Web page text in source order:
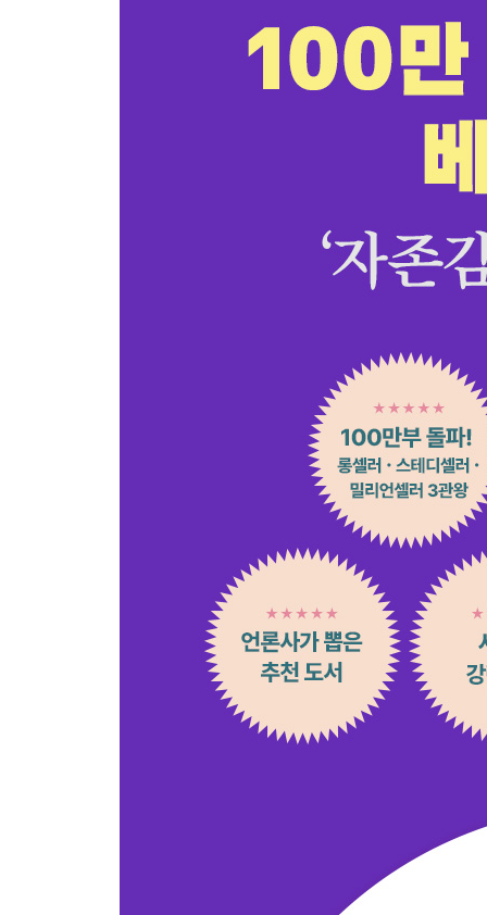
2 감정 조절을 위해 구별해야 할 것들
3 다루기 힘든 감정 다루기: 창피함, 공허함, 양가감
4 뜨거운 감정 다루기: 자기혐오, 죄책감, 자기연민,
4장을 마치며: 감정이라는 에너지를 이용하라
5장을 마치며: 받아들이고 원하고 지속하라
Part6 자존감 회복을 위해 극복할 것들
4 악순환 극복하기
Part7 자존감을 끌어올리는 다섯 가지 실천
1 자신을 맹목적으로 사랑하기로 ‘결심하기’
2 자신을 사랑하기